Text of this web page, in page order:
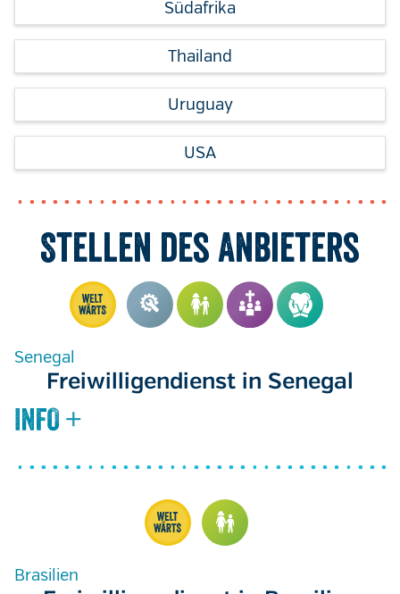
Südafrika
Thailand
Uruguay
USA
Stellen des Anbieters
Senegal
Freiwilligendienst in Senegal
Brasilien